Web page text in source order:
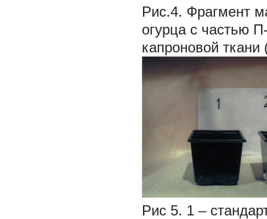
Рис.4. Фрагмент
огурца с частью
капроновой
Рис 5. 1 –